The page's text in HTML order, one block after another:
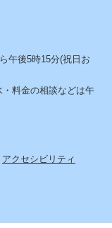
午後5時15分(祝日お
・料金の相談などは午
アクセシビリティ